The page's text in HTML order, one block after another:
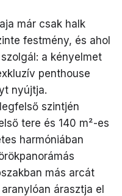
már csak halk
festmény, és ahol
a kényelmet
penthouse
nyújtja.
szintjén
tere és 140 m²-es
harmóniában
más arcát
árasztja el